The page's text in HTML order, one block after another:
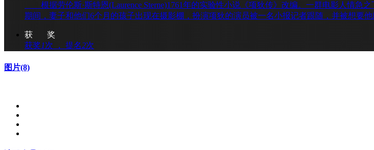
根据劳伦斯·斯特恩(Laurence Sterne)1761年的实验性小说《项狄传》改编。一群电影人情急
期间，妻子和他们6个月的孩子出现在摄影棚，扮演项狄的演员被一名小报记者跟随，并被想要他
获 奖
获奖1次 ， 提名2次
图片(8)